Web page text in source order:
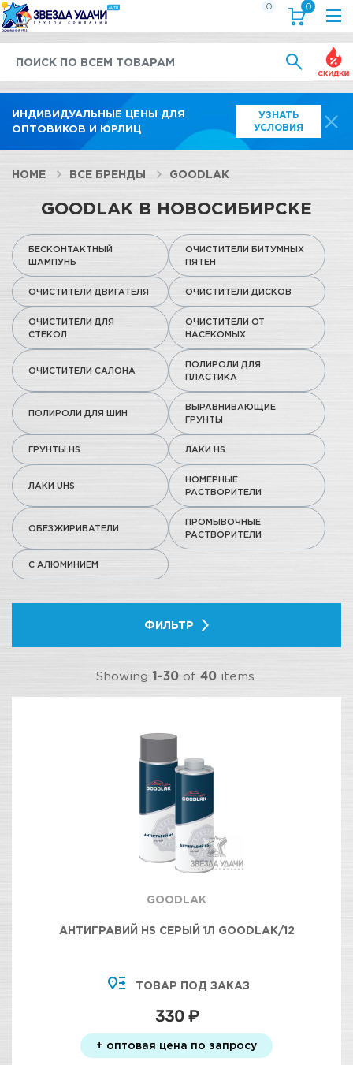
ИНДИВИДУАЛЬНЫЕ ЦЕНЫ ДЛЯ
ОПТОВИКОВ И ЮРЛИЦ
УЗНАТЬ
УСЛОВИЯ
0 0
HOME ВСЕ БРЕНДЫ GOODLAK
GOODLAK В НОВОСИБИРСКЕ
БЕСКОНТАКТНЫЙ
ШАМПУНЬ
ОЧИСТИТЕЛИ БИТУМНЫХ
ПЯТЕН
ОЧИСТИТЕЛИ ДВИГАТЕЛЯ ОЧИСТИТЕЛИ ДИСКОВ
ОЧИСТИТЕЛИ ДЛЯ
СТЕКОЛ
ОЧИСТИТЕЛИ ОТ
НАСЕКОМЫХ
ОЧИСТИТЕЛИ САЛОНА
ПОЛИРОЛИ ДЛЯ
ПЛАСТИКА
ПОЛИРОЛИ ДЛЯ ШИН
ВЫРАВНИВАЮЩИЕ
ГРУНТЫ
ГРУНТЫ HS ЛАКИ HS
ЛАКИ UHS
НОМЕРНЫЕ
РАСТВОРИТЕЛИ
ОБЕЗЖИРИВАТЕЛИ
ПРОМЫВОЧНЫЕ
РАСТВОРИТЕЛИ
С АЛЮМИНИЕМ
ФИЛЬТР
Showing 1-30 of 40 items.
GOODLAK
АНТИГРАВИЙ HS СЕРЫЙ 1Л GOODLAK/12
ТОВАР ПОД ЗАКАЗ
330 ₽
+ оптовая цена по запросу